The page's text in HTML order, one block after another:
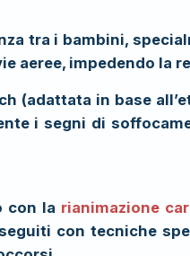
tra i bambini,
aeree, impedendo la
(adattata in base
i segni di
con la rianimazione
con tecniche